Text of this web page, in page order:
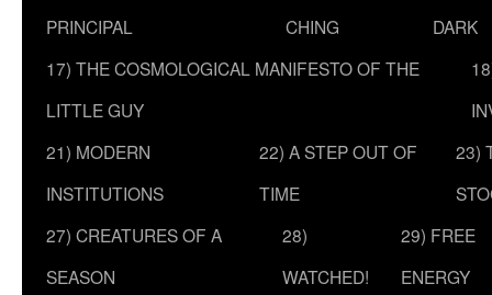
PRINCIPAL
CHING
DARK
17) THE COSMOLOGICAL MANIFESTO OF THE
LITTLE GUY
21) MODERN
INSTITUTIONS
22) A STEP OUT OF
TIME
23)
27) CREATURES OF A
SEASON
28)
WATCHED!
29) FREE
ENERGY